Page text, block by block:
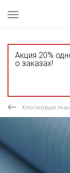
Акция 20%
о заказах!
Хлопковые